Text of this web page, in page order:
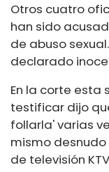
Otros cuatro
han sido
de abuso
declarado
En la corte esta
testificar dijo
follarla' varias
mismo
de televisión